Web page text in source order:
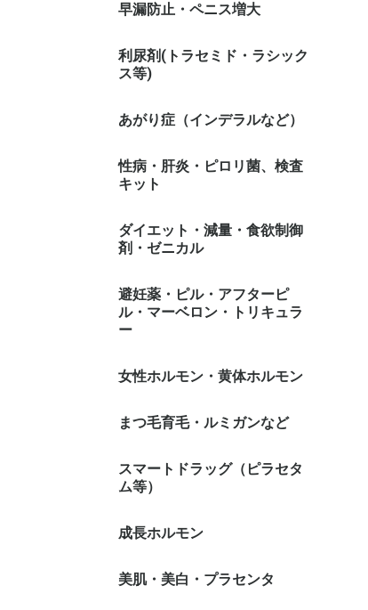
早漏防止・ペニス増大
利尿剤(トラセミド・ラシック
ス等)
あがり症（インデラルなど）
性病・肝炎・ピロリ菌、検査
キット
ダイエット・減量・食欲制御
剤・ゼニカル
避妊薬・ピル・アフターピ
ル・マーベロン・トリキュラ
ー
女性ホルモン・黄体ホルモン
まつ毛育毛・ルミガンなど
スマートドラッグ（ピラセタ
ム等）
成長ホルモン
美肌・美白・プラセンタ